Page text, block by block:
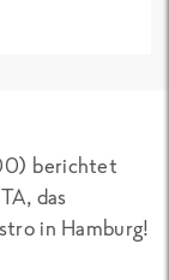
berichtet
das
in Hamburg!